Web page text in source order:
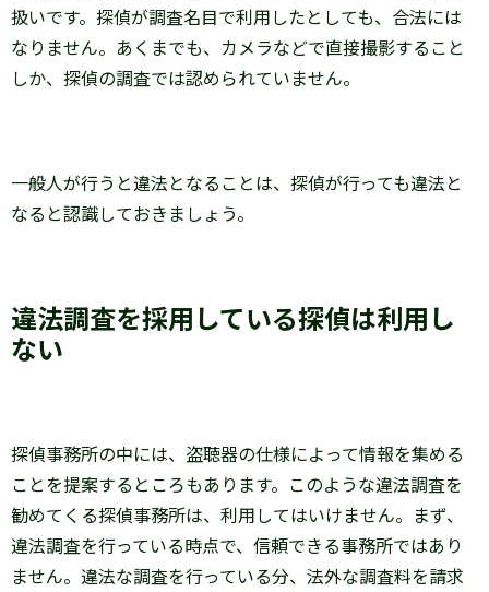
扱いです。探偵が調査名目で利用したとしても、合法には
なりません。あくまでも、カメラなどで直接撮影すること
しか、探偵の調査では認められていません。
一般人が行うと違法となることは、探偵が行っても違法と
なると認識しておきましょう。
違法調査を採用している探偵は利用し
ない
探偵事務所の中には、盗聴器の仕様によって情報を集める
ことを提案するところもあります。このような違法調査を
勧めてくる探偵事務所は、利用してはいけません。まず、
違法調査を行っている時点で、信頼できる事務所ではあり
ません。違法な調査を行っている分、法外な調査料を請求